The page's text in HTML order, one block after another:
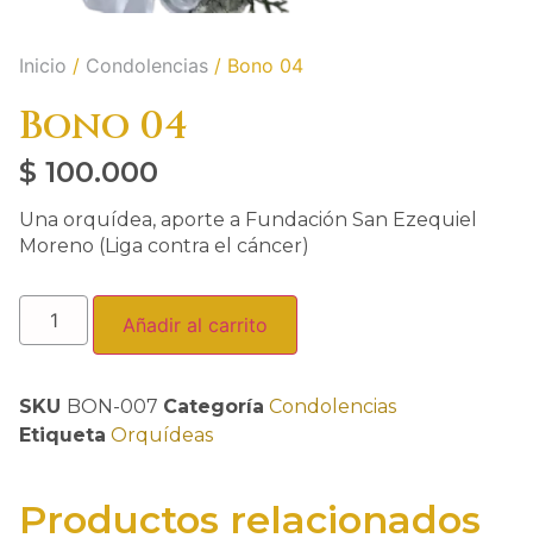
Inicio / Condolencias / Bono 04
Bono 04
$ 100.000
Una orquídea, aporte a Fundación San Ezequiel
Moreno (Liga contra el cáncer)
Añadir al carrito
SKU BON-007 Categoría Condolencias
Etiqueta Orquídeas
Productos relacionados